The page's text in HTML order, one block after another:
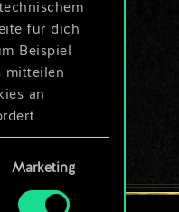
für dich
Beispiel
mitteilen
an
rund
Marketing